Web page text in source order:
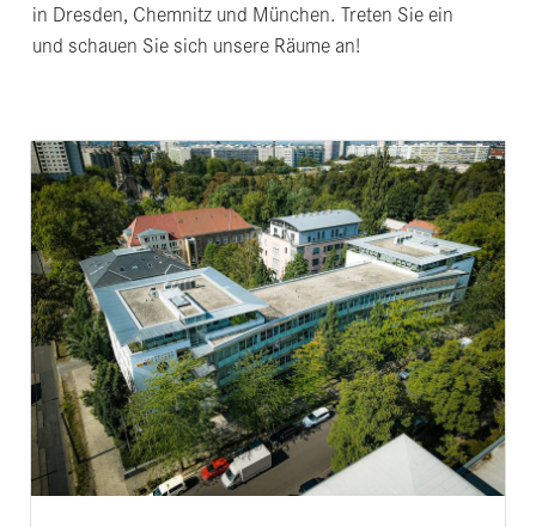
in Dresden, Chemnitz und München. Treten Sie ein
und schauen Sie sich unsere Räume an!